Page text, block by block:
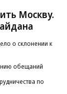
Москву.
о склонении к
обещаний
по